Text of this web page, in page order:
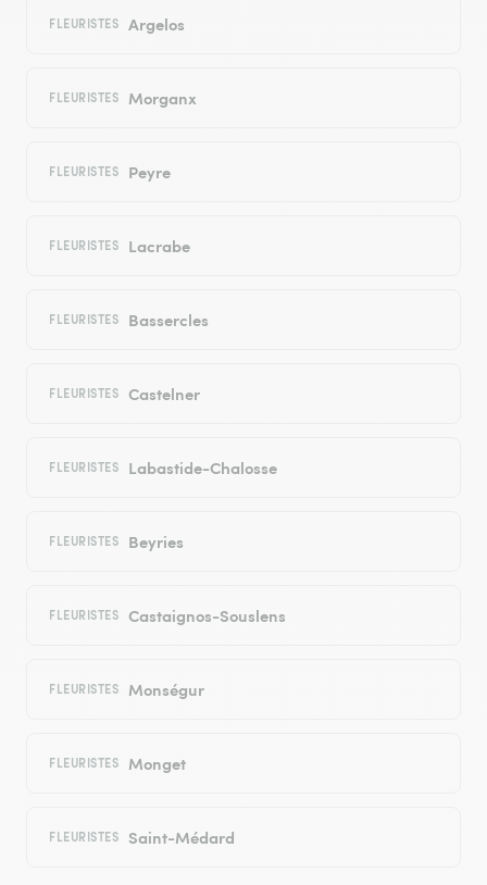
FLEURISTES Argelos
FLEURISTES Morganx
FLEURISTES Peyre
FLEURISTES Lacrabe
FLEURISTES Bassercles
FLEURISTES Castelner
FLEURISTES Labastide-Chalosse
FLEURISTES Beyries
FLEURISTES Castaignos-Souslens
FLEURISTES Monségur
FLEURISTES Monget
FLEURISTES Saint-Médard